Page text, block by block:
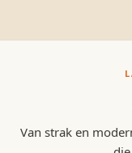
Van strak en